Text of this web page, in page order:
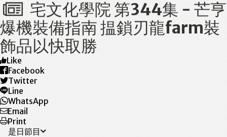
宅文化學院 第344集 - 芒亨
爆機裝備指南 揾鎖刃龍farm裝
飾品以快取勝
Like
Facebook
Twitter
Line
WhatsApp
Email
Print
是日節目